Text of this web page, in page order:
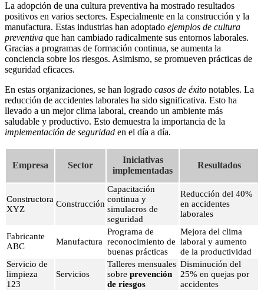
La adopción de una cultura preventiva ha mostrado resultados
positivos en varios sectores. Especialmente en la construcción y la
manufactura. Estas industrias han adoptado ejemplos de cultura
preventiva que han cambiado radicalmente sus entornos laborales.
Gracias a programas de formación continua, se aumenta la
conciencia sobre los riesgos. Asimismo, se promueven prácticas de
seguridad eficaces.
En estas organizaciones, se han logrado casos de éxito notables. La
reducción de accidentes laborales ha sido significativa. Esto ha
llevado a un mejor clima laboral, creando un ambiente más
saludable y productivo. Esto demuestra la importancia de la
implementación de seguridad en el día a día.
Empresa Sector
Iniciativas
implementadas
Resultados
Constructora
XYZ
Construcción
Capacitación
continua y
simulacros de
seguridad
Reducción del 40%
en accidentes
laborales
Fabricante
ABC
Manufactura
Programa de
reconocimiento de
buenas prácticas
Mejora del clima
laboral y aumento
de la productividad
Servicio de
limpieza
123
Servicios
Talleres mensuales
sobre prevención
de riesgos
Disminución del
25% en quejas por
accidentes